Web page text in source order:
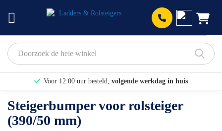
Voor 12:00 uur besteld, volgende werkdag in huis
Bekijk hier onze Actiepagina
Binnen 1 dag een
Steigerbumper voor rolsteiger
(390/50 mm)